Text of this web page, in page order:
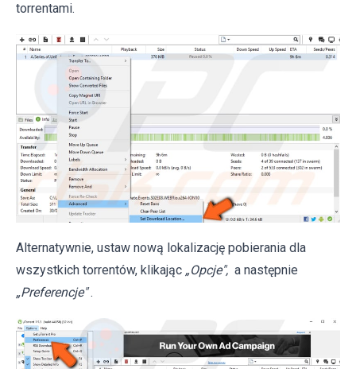
torrentami.
Alternatywnie, ustaw nową lokalizację pobierania dla
wszystkich torrentów, klikając „Opcje", a następnie
„Preferencje" .